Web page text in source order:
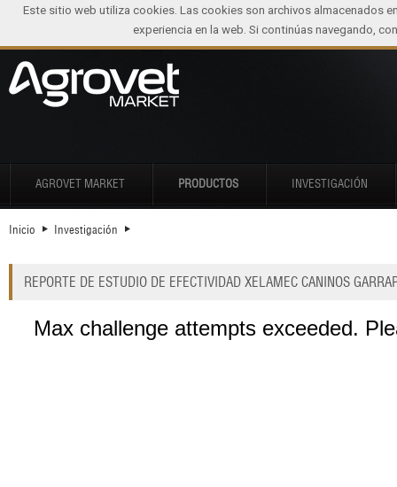
AGROVET MARKET PRODUCTOS INVESTIGACIÓN
Inicio Investigación
REPORTE DE ESTUDIO DE EFECTIVIDAD XELAMEC CANINOS
Este sitio web utiliza cookies. Las cookies son archivos almacenados
experiencia en la web. Si continúas navegando,